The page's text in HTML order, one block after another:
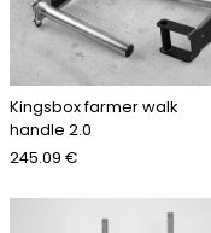
Kingsbox farmer walk
handle 2.0
245.09 €